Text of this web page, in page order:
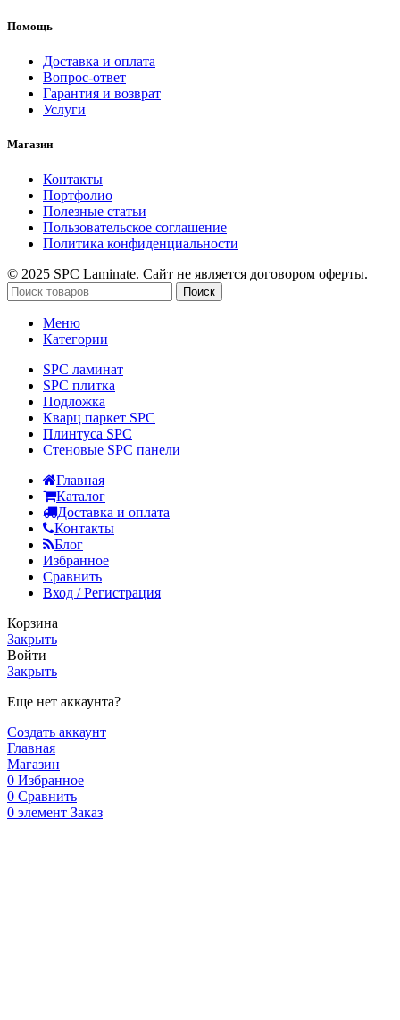
Помощь
Доставка и оплата
Вопрос-ответ
Гарантия и возврат
Услуги
Магазин
Контакты
Портфолио
Полезные статьи
Пользовательское соглашение
Политика конфиденциальности
© 2025 SPC Laminate. Сайт не является договором оферты.
Поиск
Меню
Категории
SPC ламинат
SPC плитка
Подложка
Кварц паркет SPC
Плинтуса SPC
Стеновые SPC панели
Главная
Каталог
Доставка и оплата
Контакты
Блог
Избранное
Сравнить
Вход / Регистрация
Корзина
Закрыть
Войти
Закрыть
Еще нет аккаунта?
Создать аккаунт
Главная
Магазин
0 Избранное
0 Сравнить
0 элемент Заказ